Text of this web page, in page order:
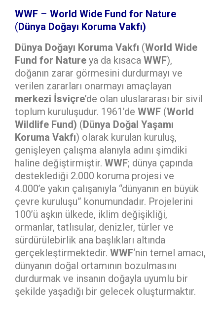
WWF – World Wide Fund for Nature
(Dünya Doğayı Koruma Vakfı)
Dünya Doğayı Koruma Vakfı (World Wide
Fund for Nature ya da kısaca WWF),
doğanın zarar görmesini durdurmayı ve
verilen zararları onarmayı amaçlayan
merkezi İsviçre’de olan uluslararası bir sivil
toplum kuruluşudur. 1961’de WWF (World
Wildlife Fund) (Dünya Doğal Yaşamı
Koruma Vakfı) olarak kurulan kuruluş,
genişleyen çalışma alanıyla adını şimdiki
haline değiştirmiştir. WWF; dünya çapında
desteklediği 2.000 koruma projesi ve
4.000’e yakın çalışanıyla “dünyanın en büyük
çevre kuruluşu” konumundadır. Projelerini
100’ü aşkın ülkede, iklim değişikliği,
ormanlar, tatlısular, denizler, türler ve
sürdürülebirlik ana başlıkları altında
gerçekleştirmektedir. WWF‘nin temel amacı,
dünyanın doğal ortamının bozulmasını
durdurmak ve insanın doğayla uyumlu bir
şekilde yaşadığı bir gelecek oluşturmaktır.